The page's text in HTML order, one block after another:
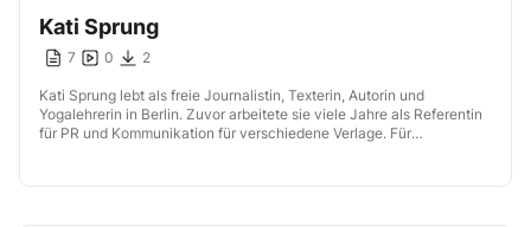
Kati Sprung
7 0 2
Kati Sprung lebt als freie Journalistin, Texterin, Autorin und
Yogalehrerin in Berlin. Zuvor arbeitete sie viele Jahre als Referentin
für PR und Kommunikation für verschiedene Verlage. Für